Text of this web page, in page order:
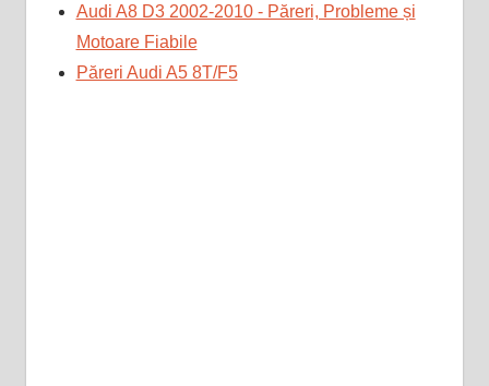
Audi A8 D3 2002-2010 - Păreri, Probleme și
Motoare Fiabile
Păreri Audi A5 8T/F5